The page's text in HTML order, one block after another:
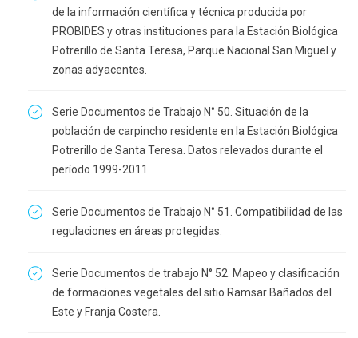
de la información científica y técnica producida por
PROBIDES y otras instituciones para la Estación Biológica
Potrerillo de Santa Teresa, Parque Nacional San Miguel y
zonas adyacentes.
Serie Documentos de Trabajo N° 50. Situación de la
población de carpincho residente en la Estación Biológica
Potrerillo de Santa Teresa. Datos relevados durante el
período 1999-2011.
Serie Documentos de Trabajo N° 51. Compatibilidad de las
regulaciones en áreas protegidas.
Serie Documentos de trabajo N° 52. Mapeo y clasificación
de formaciones vegetales del sitio Ramsar Bañados del
Este y Franja Costera.